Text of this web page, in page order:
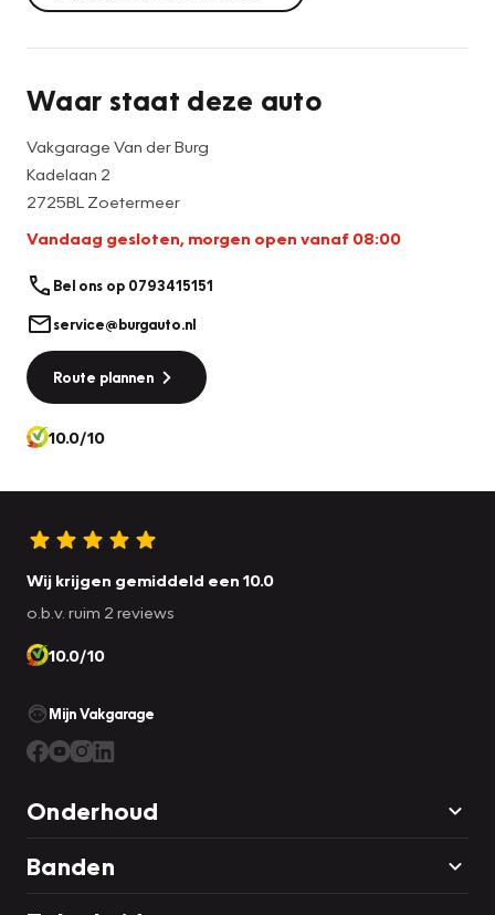
Waar staat deze auto
Vakgarage Van der Burg
Kadelaan 2
2725BL Zoetermeer
Vandaag gesloten, morgen open vanaf 08:00
Bel ons op 0793415151
service@burgauto.nl
Route plannen
10.0/10
Wij krijgen gemiddeld een 10.0
o.b.v. ruim 2 reviews
10.0/10
Mijn Vakgarage
Onderhoud
Banden